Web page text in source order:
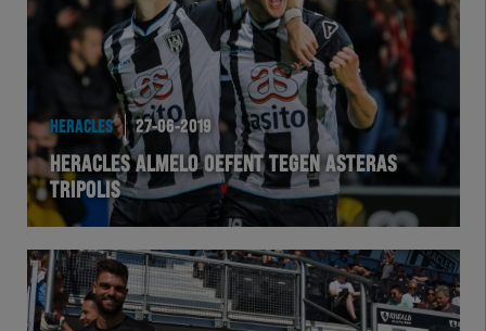
Wedstrijd
Heracles
BusinessClub
Foundation
Herakids
Team Zwart Wit
HERACLES 27-06-2019
HERACLES ALMELO OEFENT TEGEN ASTERAS
TRIPOLIS